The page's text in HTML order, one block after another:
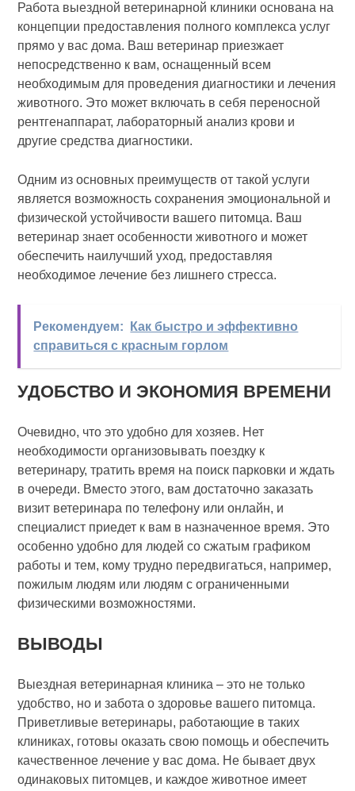
Работа выездной ветеринарной клиники основана на
концепции предоставления полного комплекса услуг
прямо у вас дома. Ваш ветеринар приезжает
непосредственно к вам, оснащенный всем
необходимым для проведения диагностики и лечения
животного. Это может включать в себя переносной
рентгенаппарат, лабораторный анализ крови и
другие средства диагностики.
Одним из основных преимуществ от такой услуги
является возможность сохранения эмоциональной и
физической устойчивости вашего питомца. Ваш
ветеринар знает особенности животного и может
обеспечить наилучший уход, предоставляя
необходимое лечение без лишнего стресса.
Рекомендуем:
Как быстро и эффективно
справиться с красным горлом
УДОБСТВО И ЭКОНОМИЯ ВРЕМЕНИ
Очевидно, что это удобно для хозяев. Нет
необходимости организовывать поездку к
ветеринару, тратить время на поиск парковки и ждать
в очереди. Вместо этого, вам достаточно заказать
визит ветеринара по телефону или онлайн, и
специалист приедет к вам в назначенное время. Это
особенно удобно для людей со сжатым графиком
работы и тем, кому трудно передвигаться, например,
пожилым людям или людям с ограниченными
физическими возможностями.
ВЫВОДЫ
Выездная ветеринарная клиника – это не только
удобство, но и забота о здоровье вашего питомца.
Приветливые ветеринары, работающие в таких
клиниках, готовы оказать свою помощь и обеспечить
качественное лечение у вас дома. Не бывает двух
одинаковых питомцев, и каждое животное имеет